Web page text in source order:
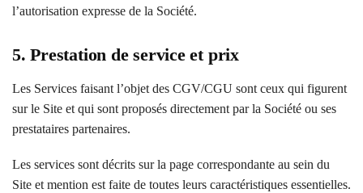
l’autorisation expresse de la Société.
5. Prestation de service et prix
Les Services faisant l’objet des CGV/CGU sont ceux qui figurent
sur le Site et qui sont proposés directement par la Société ou ses
prestataires partenaires.
Les services sont décrits sur la page correspondante au sein du
Site et mention est faite de toutes leurs caractéristiques essentielles.